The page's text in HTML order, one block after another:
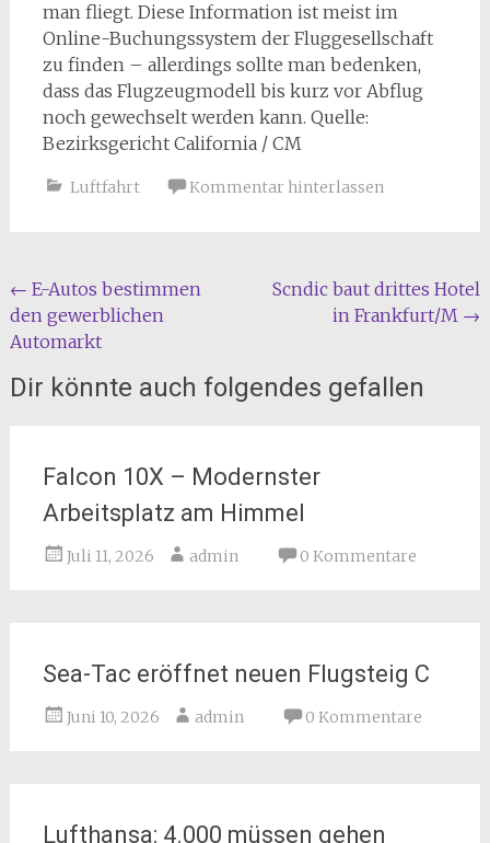
man fliegt. Diese Information ist meist im
Online-Buchungssystem der Fluggesellschaft
zu finden – allerdings sollte man bedenken,
dass das Flugzeugmodell bis kurz vor Abflug
noch gewechselt werden kann. Quelle:
Bezirksgericht California / CM
Luftfahrt Kommentar hinterlassen
Beitragsnavigation
← E-Autos bestimmen
den gewerblichen
Automarkt
Scndic baut drittes Hotel
in Frankfurt/M →
Dir könnte auch folgendes gefallen
Falcon 10X – Modernster
Arbeitsplatz am Himmel
Juli 11, 2026 admin 0 Kommentare
Sea-Tac eröffnet neuen Flugsteig C
Juni 10, 2026 admin 0 Kommentare
Lufthansa: 4.000 müssen gehen